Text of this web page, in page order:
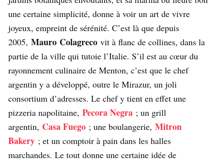
une certaine simplicité, donne à voir un art de vivre
joyeux, empreint de sérénité. C’est là que depuis
2005, Mauro Colagreco vit à flanc de collines, dans la
partie de la ville qui tutoie l’Italie. S’il est au cœur du
rayonnement culinaire de Menton, c’est que le chef
argentin y a développé, outre le Mirazur, un joli
consortium d’adresses. Le chef y tient en effet une
pizzeria napolitaine, Pecora Negra ; un grill
argentin, Casa Fuego ; une boulangerie, Mitron
Bakery ; et un comptoir à pain dans les halles
marchandes. Le tout donne une certaine idée de